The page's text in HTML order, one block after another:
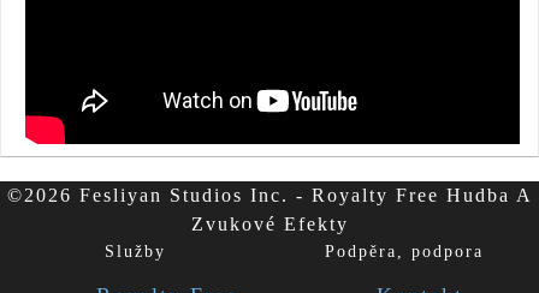
©2026 Fesliyan Studios Inc. - Royalty Free Hudba A
Zvukové Efekty
Služby Podpěra, podpora